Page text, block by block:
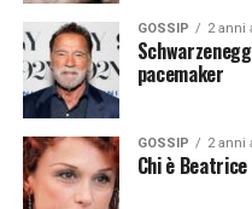
GOSSIP 2 anni
pacemaker
GOSSIP 2 anni
Chi è Beatrice